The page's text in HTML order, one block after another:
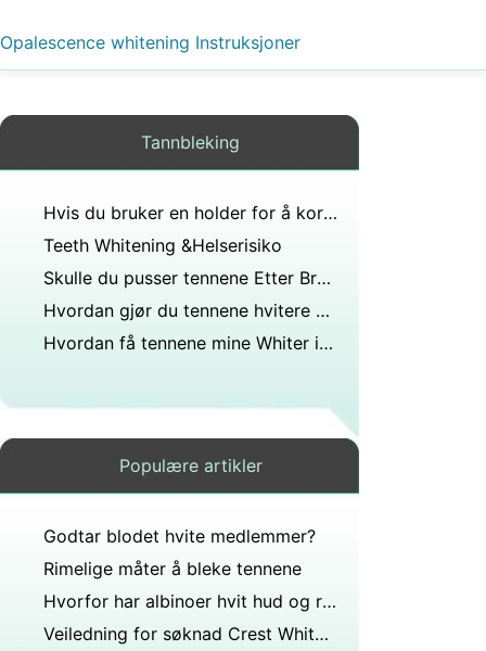
Opalescence whitening Instruksjoner
Tannbleking
Hvis du bruker en holder for å korrigere justeringen av tennene dine vil forme kjeveforandring permanent?
Teeth Whitening &Helserisiko
Skulle du pusser tennene Etter Bruke Nite White
Hvordan gjør du tennene hvitere på en natt?
Hvordan få tennene mine Whiter in a Hurry
Populære artikler
Godtar blodet hvite medlemmer?
Rimelige måter å bleke tennene
Hvorfor har albinoer hvit hud og røde øyne?
Veiledning for søknad Crest Whitestrips